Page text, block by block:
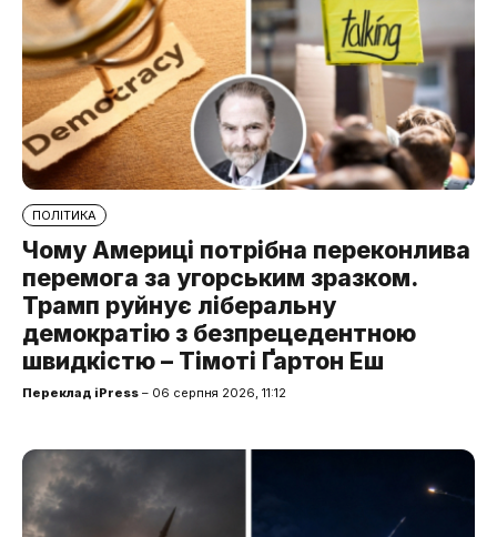
ПОЛІТИКА
Чому Америці потрібна переконлива
перемога за угорським зразком.
Трамп руйнує ліберальну
демократію з безпрецедентною
швидкістю – Тімоті Ґартон Еш
Переклад iPress – 06 серпня 2026, 11:12